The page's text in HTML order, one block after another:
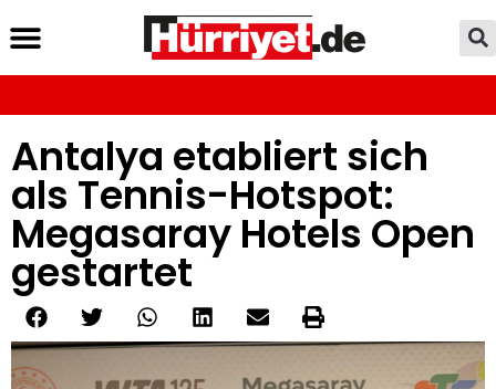
Antalya etabliert sich
als Tennis-Hotspot:
Megasaray Hotels Open
gestartet